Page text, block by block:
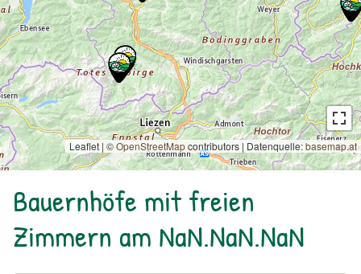
Leaflet | ©OpenStreetMapcontributors | Datenquelle:basemap.at
Bauernhöfe mit freien
Zimmern am NaN.NaN.NaN